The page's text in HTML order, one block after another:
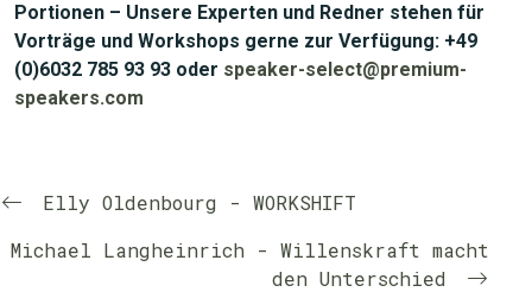
Portionen – Unsere Experten und Redner stehen für
Vorträge und Workshops gerne zur Verfügung: +49
(0)6032 785 93 93 oder speaker-select@premium-
speakers.com
Elly Oldenbourg - WORKSHIFT
Michael Langheinrich - Willenskraft macht
den Unterschied